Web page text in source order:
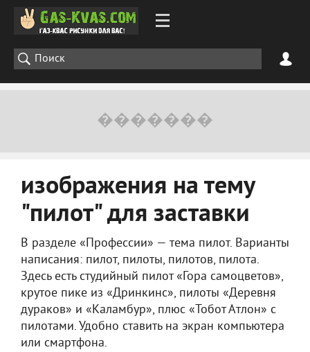
изображения на тему
"пилот" для заставки
В разделе «Профессии» — тема пилот. Варианты
написания: пилот, пилоты, пилотов, пилота.
Здесь есть студийный пилот «Гора самоцветов»,
крутое пике из «Дринкинс», пилоты «Деревня
дураков» и «Каламбур», плюс «Тобот Атлон» с
пилотами. Удобно ставить на экран компьютера
или смартфона.